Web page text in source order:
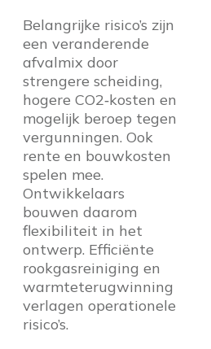
Belangrijke risico’s zijn
een veranderende
afvalmix door
strengere scheiding,
hogere CO2‑kosten en
mogelijk beroep tegen
vergunningen. Ook
rente en bouwkosten
spelen mee.
Ontwikkelaars
bouwen daarom
flexibiliteit in het
ontwerp. Efficiënte
rookgasreiniging en
warmteterugwinning
verlagen operationele
risico’s.